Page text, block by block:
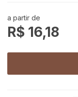
a partir de
R$ 16,18